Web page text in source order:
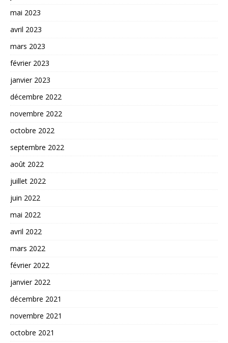
mai 2023
avril 2023
mars 2023
février 2023
janvier 2023
décembre 2022
novembre 2022
octobre 2022
septembre 2022
août 2022
juillet 2022
juin 2022
mai 2022
avril 2022
mars 2022
février 2022
janvier 2022
décembre 2021
novembre 2021
octobre 2021